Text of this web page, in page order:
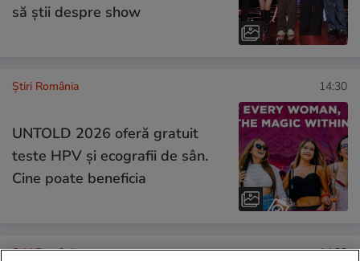
să știi despre show
Știri România 14:30
UNTOLD 2026 oferă gratuit
teste HPV și ecografii de sân.
Cine poate beneficia
Știri România 14:22